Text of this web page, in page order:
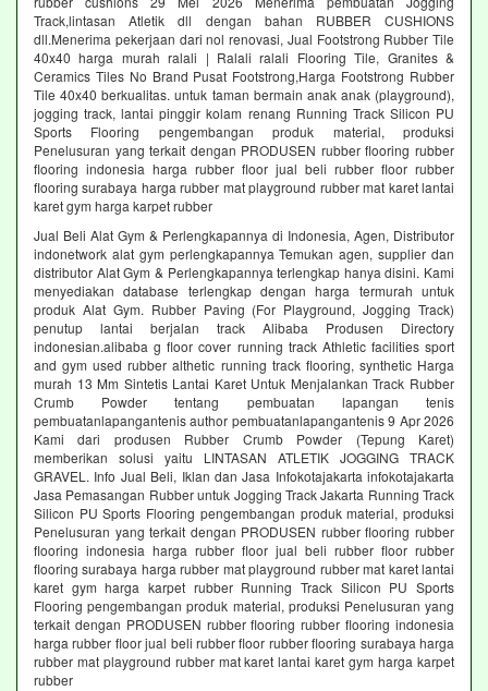
Track,lintasan Atletik dll dengan bahan RUBBER CUSHIONS
dll.Menerima pekerjaan dari nol renovasi, Jual Footstrong Rubber Tile
40x40 harga murah ralali | Ralali ralali Flooring Tile, Granites &
Ceramics Tiles No Brand Pusat Footstrong,Harga Footstrong Rubber
Tile 40x40 berkualitas. untuk taman bermain anak anak (playground),
jogging track, lantai pinggir kolam renang Running Track Silicon PU
Sports Flooring pengembangan produk material, produksi
Penelusuran yang terkait dengan PRODUSEN rubber flooring rubber
flooring indonesia harga rubber floor jual beli rubber floor rubber
flooring surabaya harga rubber mat playground rubber mat karet lantai
karet gym harga karpet rubber
Jual Beli Alat Gym & Perlengkapannya di Indonesia, Agen, Distributor
indonetwork alat gym perlengkapannya Temukan agen, supplier dan
distributor Alat Gym & Perlengkapannya terlengkap hanya disini. Kami
menyediakan database terlengkap dengan harga termurah untuk
produk Alat Gym. Rubber Paving (For Playground, Jogging Track)
penutup lantai berjalan track Alibaba Produsen Directory
indonesian.alibaba g floor cover running track Athletic facilities sport
and gym used rubber althetic running track flooring, synthetic Harga
murah 13 Mm Sintetis Lantai Karet Untuk Menjalankan Track Rubber
Crumb Powder tentang pembuatan lapangan tenis
pembuatanlapangantenis author pembuatanlapangantenis 9 Apr 2026
Kami dari produsen Rubber Crumb Powder (Tepung Karet)
memberikan solusi yaitu LINTASAN ATLETIK JOGGING TRACK
GRAVEL. Info Jual Beli, Iklan dan Jasa Infokotajakarta infokotajakarta
Jasa Pemasangan Rubber untuk Jogging Track Jakarta Running Track
Silicon PU Sports Flooring pengembangan produk material, produksi
Penelusuran yang terkait dengan PRODUSEN rubber flooring rubber
flooring indonesia harga rubber floor jual beli rubber floor rubber
flooring surabaya harga rubber mat playground rubber mat karet lantai
karet gym harga karpet rubber Running Track Silicon PU Sports
Flooring pengembangan produk material, produksi Penelusuran yang
terkait dengan PRODUSEN rubber flooring rubber flooring indonesia
harga rubber floor jual beli rubber floor rubber flooring surabaya harga
rubber mat playground rubber mat karet lantai karet gym harga karpet
rubber